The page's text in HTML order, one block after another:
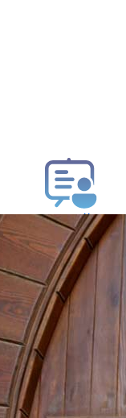
طلب فتوى
استعلام عن فتوى
حجز موعد